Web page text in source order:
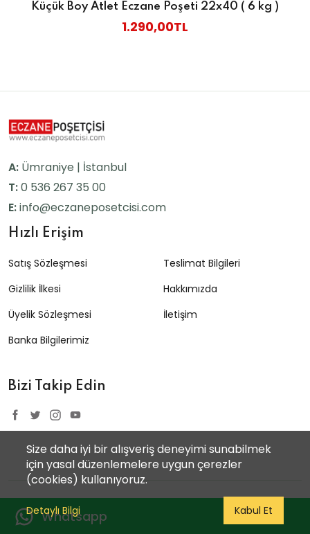
Küçük Boy Atlet Eczane Poşeti 22x40 ( 6 kg )
1.290,00TL
Whatsapp
A: Ümraniye | İstanbul
T:0 536 267 35 00
E:info@eczaneposetcisi.com
Hızlı Erişim
Satış Sözleşmesi
Gizlilik İlkesi
Üyelik Sözleşmesi
Banka Bilgilerimiz
Teslimat Bilgileri
Hakkımızda
İletişim
Bizi Takip Edin
©2022 Eczane Poşetçisi
Web tasarım ve yazılım
Size daha iyi bir alışveriş deneyimi sunabilmek
için yasal düzenlemelere uygun çerezler
(cookies) kullanıyoruz.
Detaylı Bilgi Kabul Et